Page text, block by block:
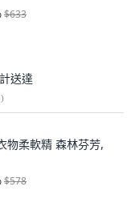
$633
送達
)
物柔軟精 森林芬芳,
$578